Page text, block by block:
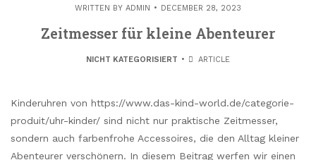
WRITTEN BY ADMIN DECEMBER 28, 2023
Zeitmesser für kleine Abenteurer
NICHT KATEGORISIERT ARTICLE
Kinderuhren von https://www.das-kind-world.de/categorie-
produit/uhr-kinder/ sind nicht nur praktische Zeitmesser,
sondern auch farbenfrohe Accessoires, die den Alltag kleiner
Abenteurer verschönern. In diesem Beitrag werfen wir einen